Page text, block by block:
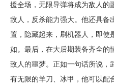
援全场，无限导弹将成为敌人的
敌人，反杀能力强大。他还具备
置，隐藏起来，刷机器人，即使
如。最后，在大后期装备齐全的
敌人的噩梦。正如一句话所说，
有无限的羊刀、冰甲，他可以配